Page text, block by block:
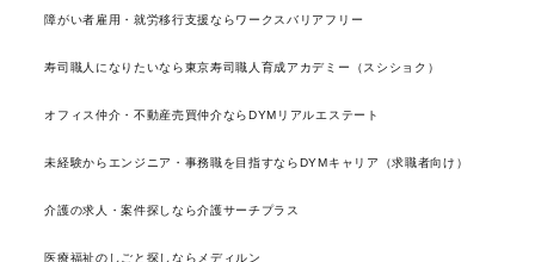
障がい者雇用・就労移行支援ならワークスバリアフリー
寿司職人になりたいなら東京寿司職人育成アカデミー（スシショク）
オフィス仲介・不動産売買仲介ならDYMリアルエステート
未経験からエンジニア・事務職を目指すならDYMキャリア（求職者向け）
介護の求人・案件探しなら介護サーチプラス
医療福祉のしごと探しならメディルン